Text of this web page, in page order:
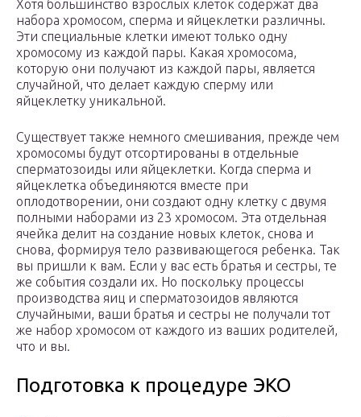
Хотя большинство взрослых клеток содержат два
набора хромосом, сперма и яйцеклетки различны.
Эти специальные клетки имеют только одну
хромосому из каждой пары. Какая хромосома,
которую они получают из каждой пары, является
случайной, что делает каждую сперму или
яйцеклетку уникальной.
Существует также немного смешивания, прежде чем
хромосомы будут отсортированы в отдельные
сперматозоиды или яйцеклетки. Когда сперма и
яйцеклетка объединяются вместе при
оплодотворении, они создают одну клетку с двумя
полными наборами из 23 хромосом. Эта отдельная
ячейка делит на создание новых клеток, снова и
снова, формируя тело развивающегося ребенка. Так
вы пришли к вам. Если у вас есть братья и сестры, те
же события создали их. Но поскольку процессы
производства яиц и сперматозоидов являются
случайными, ваши братья и сестры не получали тот
же набор хромосом от каждого из ваших родителей,
что и вы.
Подготовка к процедуре ЭКО